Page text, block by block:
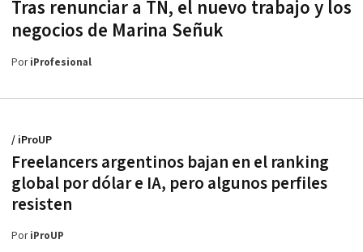
Tras renunciar a TN, el nuevo trabajo y los
negocios de Marina Señuk
PoriProfesional
Freelancers argentinos bajan en el ranking
global por dólar e IA, pero algunos perfiles
resisten
/ iProUP
PoriProUP